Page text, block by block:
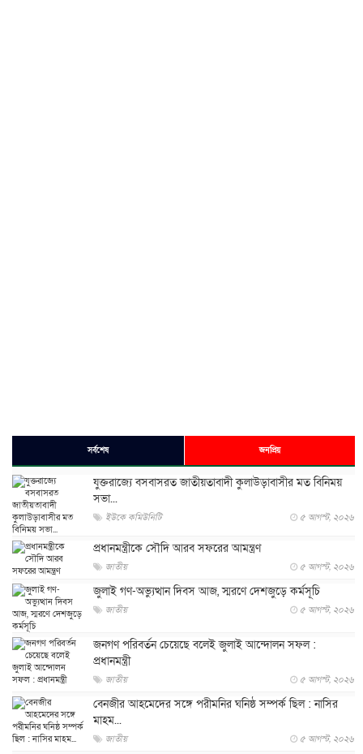
সর্বশেষ জনপ্রিয়
যুক্তরাজ্যে বসবাসরত জাতীয়তাবাদী কুলাউড়াবাসীর মত বিনিময়
সভা...
ইউকে কমিউনিটি ৫ আগস্ট, ২০২৬
প্রধানমন্ত্রীকে সৌদি আরব সফরের আমন্ত্রণ
জাতীয় ৫ আগস্ট, ২০২৬
জুলাই গণ-অভ্যুত্থান দিবস আজ, স্মরণে দেশজুড়ে কর্মসূচি
জাতীয় ৫ আগস্ট, ২০২৬
জনগণ পরিবর্তন চেয়েছে বলেই জুলাই আন্দোলন সফল :
প্রধানমন্ত্রী
জাতীয় ৫ আগস্ট, ২০২৬
বেনজীর আহমেদের সঙ্গে পরীমনির ঘনিষ্ঠ সম্পর্ক ছিল : নাসির
মাহম...
জাতীয় ৫ আগস্ট, ২০২৬